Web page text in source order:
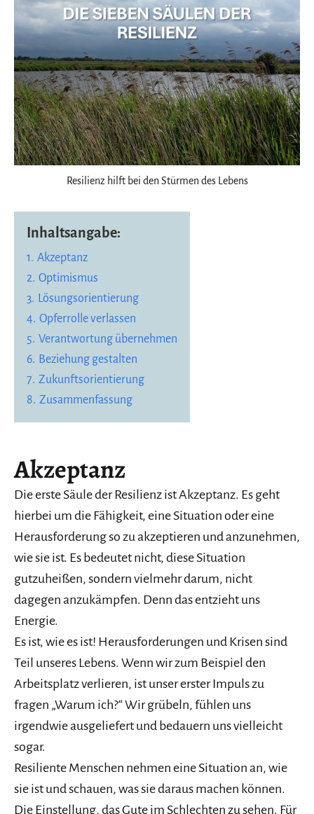
Resilienz hilft bei den Stürmen des Lebens
Inhaltsangabe:
1. Akzeptanz
2. Optimismus
3. Lösungsorientierung
4. Opferrolle verlassen
5. Verantwortung übernehmen
6. Beziehung gestalten
7. Zukunftsorientierung
8. Zusammenfassung
Akzeptanz
Die erste Säule der Resilienz ist Akzeptanz. Es geht
hierbei um die Fähigkeit, eine Situation oder eine
Herausforderung so zu akzeptieren und anzunehmen,
wie sie ist. Es bedeutet nicht, diese Situation
gutzuheißen, sondern vielmehr darum, nicht
dagegen anzukämpfen. Denn das entzieht uns
Energie.
Es ist, wie es ist! Herausforderungen und Krisen sind
Teil unseres Lebens. Wenn wir zum Beispiel den
Arbeitsplatz verlieren, ist unser erster Impuls zu
fragen „Warum ich?“ Wir grübeln, fühlen uns
irgendwie ausgeliefert und bedauern uns vielleicht
sogar.
Resiliente Menschen nehmen eine Situation an, wie
sie ist und schauen, was sie daraus machen können.
Die Einstellung, das Gute im Schlechten zu sehen. Für